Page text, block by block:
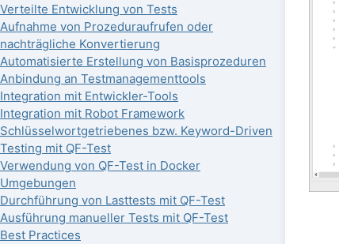
Verteilte Entwicklung von Tests
Aufnahme von Prozeduraufrufen oder
nachträgliche Konvertierung
Automatisierte Erstellung von Basisprozeduren
Anbindung an Testmanagementtools
Integration mit Entwickler-Tools
Integration mit Robot Framework
Schlüsselwortgetriebenes bzw. Keyword-Driven
Testing mit QF-Test
Verwendung von QF-Test in Docker
Umgebungen
Durchführung von Lasttests mit QF-Test
Ausführung manueller Tests mit QF-Test
Best Practices